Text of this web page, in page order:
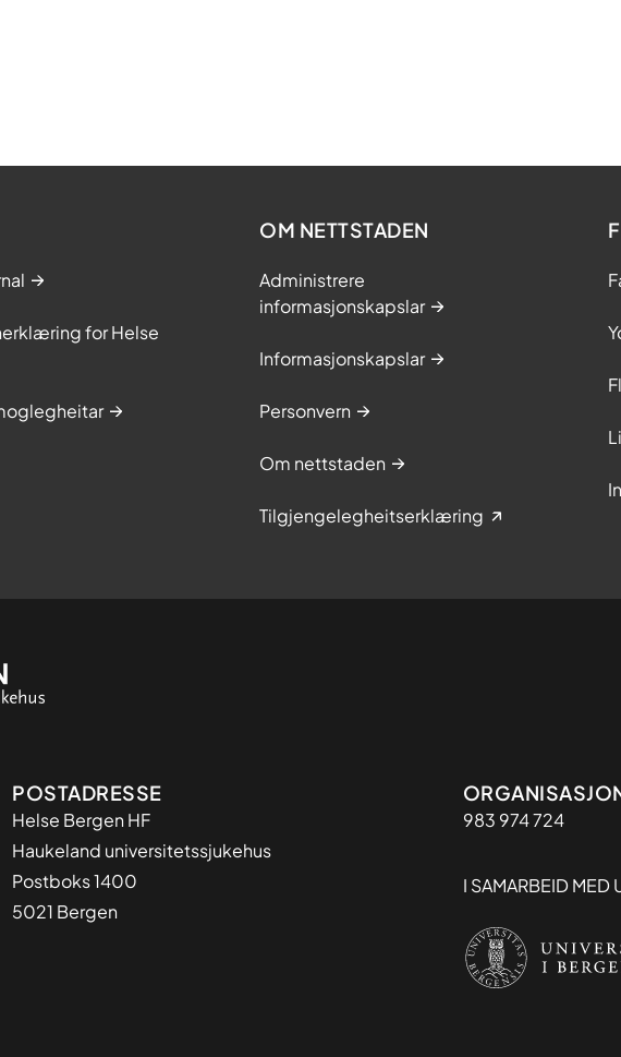
for Helse
OM NETTSTADEN
Administrere
informasjonskapslar
Informasjonskapslar
Personvern
Om nettstaden
Tilgjengelegheitserklæring
Adresse
POSTADRESSE
Helse Bergen HF
Haukeland universitetssjukehus
Postboks 1400
5021 Bergen
983 974 724
I SAMARBEID MED